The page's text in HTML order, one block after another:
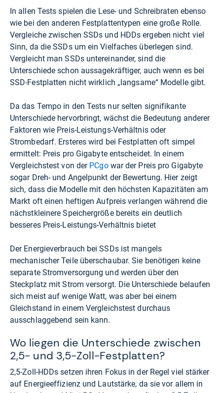
In allen Tests spielen die Lese- und Schreibraten ebenso
wie bei den anderen Festplattentypen eine große Rolle.
Vergleiche zwischen SSDs und HDDs ergeben nicht viel
Sinn, da die SSDs um ein Vielfaches überlegen sind.
Vergleicht man SSDs untereinander, sind die
Unterschiede schon aussagekräftiger, auch wenn es bei
SSD-Festplatten nicht wirklich „langsame“ Modelle gibt.
Da das Tempo in den Tests nur selten signifikante
Unterschiede hervorbringt, wächst die Bedeutung anderer
Faktoren wie Preis-Leistungs-Verhältnis oder
Strombedarf. Ersteres wird bei Festplatten oft simpel
ermittelt: Preis pro Gigabyte entscheidet. In einem
Vergleichstest von der PCgowar der Preis pro Gigabyte
sogar Dreh- und Angelpunkt der Bewertung. Hier zeigt
sich, dass die Modelle mit den höchsten Kapazitäten am
Markt oft einen heftigen Aufpreis verlangen während die
nächstkleinere Speichergröße bereits ein deutlich
besseres Preis-Leistungs-Verhältnis bietet
Der Energieverbrauch bei SSDs ist mangels
mechanischer Teile überschaubar. Sie benötigen keine
separate Stromversorgung und werden über den
Steckplatz mit Strom versorgt. Die Unterschiede belaufen
sich meist auf wenige Watt, was aber bei einem
Gleichstand in einem Vergleichstest durchaus
ausschlaggebend sein kann.
Wo liegen die Unterschiede zwischen
2,5- und 3,5-Zoll-Festplatten?
2,5-Zoll-HDDs setzen ihren Fokus in der Regel viel stärker
auf Energieeffizienz und Lautstärke, da sie vor allem in